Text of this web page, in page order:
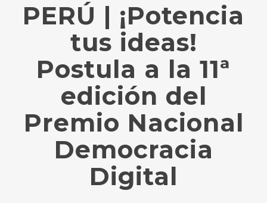
PERÚ | ¡Potencia
tus ideas!
Postula a la 11ª
edición del
Premio Nacional
Democracia
Digital